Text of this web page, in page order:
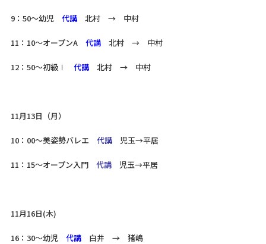
9：50～幼児 代講北村 → 中村
11：10～オープンA 代講北村 → 中村
12：50～初級Ⅰ 代講北村 → 中村
11月13日（月）
10：00～美姿勢バレエ 代講 児玉→平居
11：15～オープン入門 代講児玉→平居
11月16日(木)
16：30～幼児 代講白井 → 猪嶋